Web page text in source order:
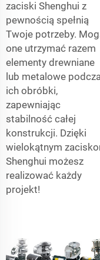
zaciski Shenghui z
pewnością spełnią
Twoje potrzeby.
one utrzymać razem
elementy drewniane
lub metalowe
ich obróbki,
zapewniając
stabilność całej
konstrukcji. Dzięki
wielokątnym
Shenghui możesz
realizować każdy
projekt!